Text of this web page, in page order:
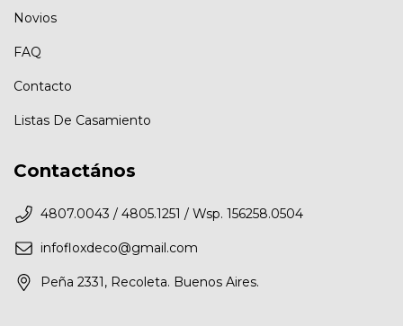
Novios
FAQ
Contacto
Listas De Casamiento
Contactános
4807.0043 / 4805.1251 / Wsp. 156258.0504
infofloxdeco@gmail.com
Peña 2331, Recoleta. Buenos Aires.